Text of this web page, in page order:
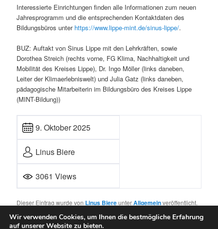
Interessierte Einrichtungen finden alle Informationen zum neuen
Jahresprogramm und die entsprechenden Kontaktdaten des
Bildungsbüros unter https://www.lippe-mint.de/sinus-lippe/.
BUZ: Auftakt von Sinus Lippe mit den Lehrkräften, sowie
Dorothea Streich (rechts vorne, FG Klima, Nachhaltigkeit und
Mobilität des Kreises Lippe), Dr. Ingo Möller (links daneben,
Leiter der Klimaerlebniswelt) und Julia Gatz (links daneben,
pädagogische Mitarbeiterin im Bildungsbüro des Kreises Lippe
(MINT-Bildung))
9. Oktober 2025
Linus Biere
3061 Views
Dieser Eintrag wurde von Linus BiereunterAllgemeinveröffentlicht.
Wir verwenden Cookies, um Ihnen die bestmögliche Erfahrung
auf unserer Website zu bieten.